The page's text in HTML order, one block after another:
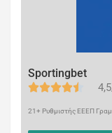
Sportingbet
21+ Ρυθμιστής ΕΕΕΠ